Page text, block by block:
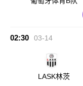
02:30 03-14
LASK林茨